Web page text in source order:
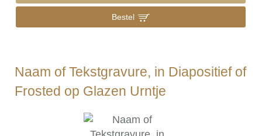
Bestel
Naam of Tekstgravure, in Diapositief of
Frosted op Glazen Urntje